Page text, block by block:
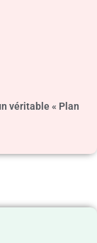
véritable « Plan